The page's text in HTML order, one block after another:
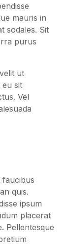
mauris in
sodales. Sit
purus
ut
eu sit
Vel
faucibus
quis.
ipsum
placerat
Pellentesque